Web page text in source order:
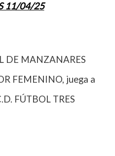
11/04/25
DE MANZANARES
FEMENINO, juega a
FÚTBOL TRES